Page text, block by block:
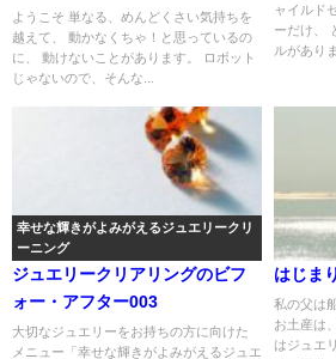
ようこそ 単なる、めんどくさい気持ちを
越えて、 動かなくちゃ！と思っているの
に、 動けないことがあります。 ロボット
じゃないので、そんな...
ャイルド
ーだけ、
ルがあり
幸せな輝きがよみがえるジュエリークリ
ーニング
ジュエリークリアリングのビフ
ォー・アフター003
大切なジュエリーをお持ちの方に向けた
メニュー「幸せな輝きがよみがえるジュエ
はじま
私の父は
お土産は
はジュエ